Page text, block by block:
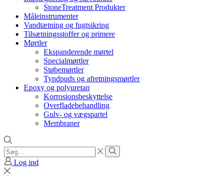
StoneTreatment Produkter
Måleinstrumenter
Vandtætning og fugtsikring
Tilsætningsstoffer og primere
Mørtler
Ekspanderende mørtel
Specialmørtler
Støbemørtler
Tyndpuds og afretningsmørtler
Epoxy og polyuretan
Korrosionsbeskyttelse
Overfladebehandling
Gulv- og vægspartel
Membraner
Search
input
Search
Log ind